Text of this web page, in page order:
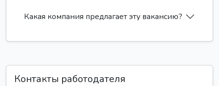
Какая компания предлагает эту вакансию?
Контакты работодателя